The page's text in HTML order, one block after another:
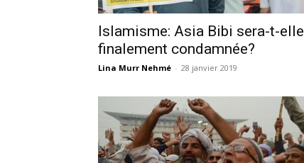
Islamisme: Asia Bibi sera-t-elle
finalement condamnée?
Lina Murr Nehmé - 28 janvier 2019